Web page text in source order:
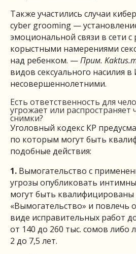
Также участились случаи
cyber grooming —
эмоциональной связи в сети с
корыстными намерениями
над ребенком. —Прим.
видов сексуального насилия
несовершеннолетними.
Есть ответственность для
угрожает или
снимки?
Уголовный кодекс КР
по которым могут быть
подобные действия:
1. Вымогательство с
угрозы опубликовать
могут быть квалифицированы
«Вымогательство» и повлечь
виде исправительных работ
от 140 до 260 тыс. сомов либо
2 до 7,5 лет.